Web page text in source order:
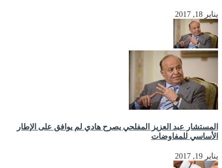
يناير 18, 2017
المستشار عبد العزيز المفلحي يصرح هادي لم يوافق على الإطار
الأساسي للمفاوضات
يناير 19, 2017